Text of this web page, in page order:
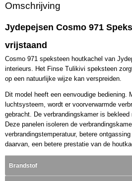
Omschrijving
Jydepejsen Cosmo 971
vrijstaand
Cosmo 971 speksteen houtkachel van
interieurs. Het Finse Tulikivi speksteen
op een natuurlijke wijze kan verspreiden.
Dit model heeft een eenvoudige bediening.
luchtsysteem, wordt er voorverwarmde
gebracht. De verbrandingskamer is
Deze panelen isoleren de
verbrandingstemperatuur, betere
daarvan, een betere prestatie van de
Brandstof